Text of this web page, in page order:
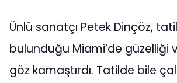
Ünlü sanatçı Petek Dinçöz,
bulunduğu Miami’de güzelliği
göz kamaştırdı. Tatilde bile